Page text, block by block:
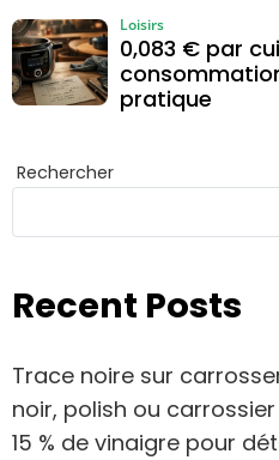
0,083 € par
pratique
Loisirs
Rechercher
Recent Posts
Trace noire sur
noir, polish ou carrossier
15 % de vinaigre pour